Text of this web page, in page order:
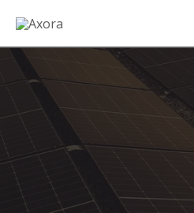
contenu